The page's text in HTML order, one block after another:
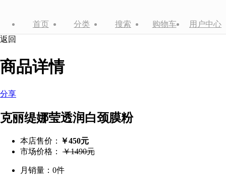
首页 分类 搜索 购物车
用户中心
返回
商品详情
分享
克丽缇娜莹透润白颈膜粉
本店售价： ￥450元
市场价格： ￥1490元
月销量：0件